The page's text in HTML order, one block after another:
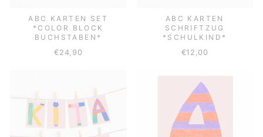
ABC KARTEN SET
*COLOR BLOCK
BUCHSTABEN*
€24,90
ABC KARTEN
SCHRIFTZUG
*SCHULKIND*
€12,00